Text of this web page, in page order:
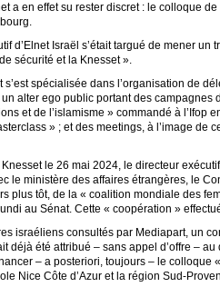
a en effet su rester discret : le colloque
d’Elnet Israël s’était targué de mener
sécurité et la Knesset ».
spécialisée dans l’organisation de
alter ego public portant des
et de l’islamisme » commandé à
» ; et des meetings, à l’image de
le 26 mai 2024, le directeur
le ministère des affaires étrangères, le
plus tôt, de la « coalition mondiale des
au Sénat. Cette « coopération »
israéliens consultés par Mediapart, un
déjà été attribué – sans appel d’offre –
– a posteriori, toujours – le
Nice Côte d’Azur et la région